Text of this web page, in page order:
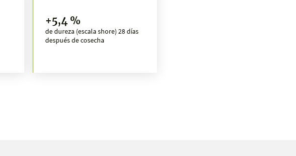
+5,4 %
de dureza (escala shore) 28 días
después de cosecha